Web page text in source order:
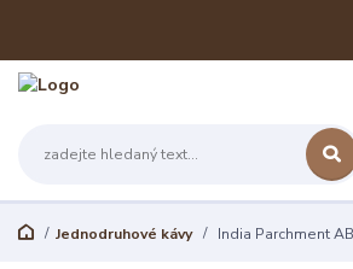
Jednodruhové kávy India Parchment